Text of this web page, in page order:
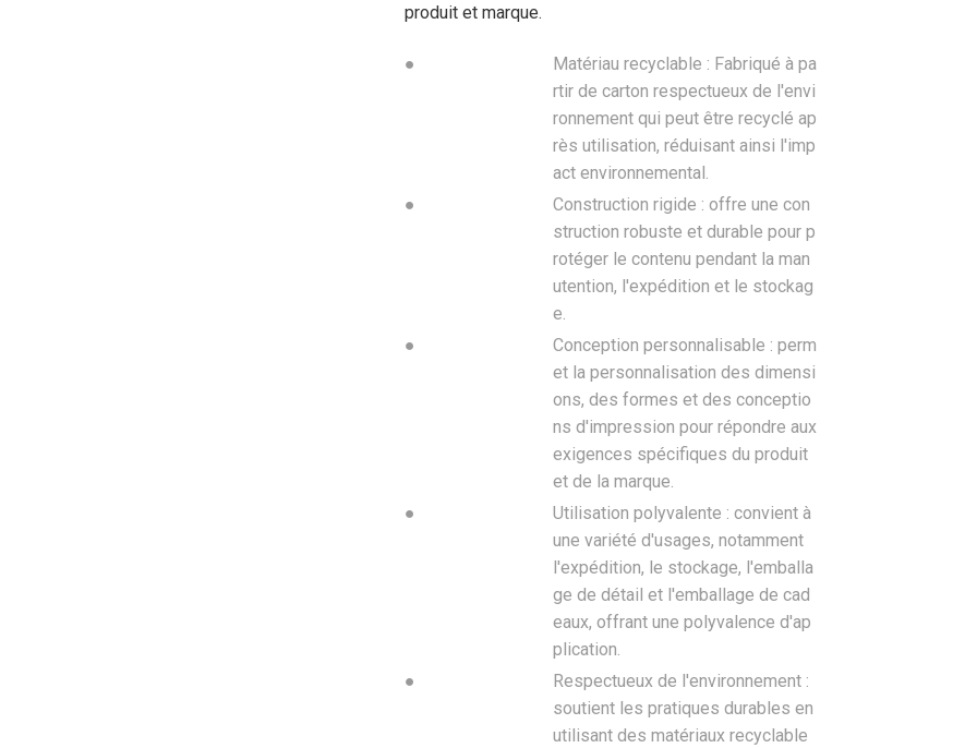
produit et marque.
●
Matériau recyclable : Fabriqué à pa
rtir de carton respectueux de l'envi
ronnement qui peut être recyclé ap
rès utilisation, réduisant ainsi l'imp
act environnemental.
●
Construction rigide : offre une con
struction robuste et durable pour p
rotéger le contenu pendant la man
utention, l'expédition et le stockag
e.
●
Conception personnalisable : perm
et la personnalisation des dimensi
ons, des formes et des conceptio
ns d'impression pour répondre aux
exigences spécifiques du produit
et de la marque.
●
Utilisation polyvalente : convient à
une variété d'usages, notamment
l'expédition, le stockage, l'emballa
ge de détail et l'emballage de cad
eaux, offrant une polyvalence d'ap
plication.
●
Respectueux de l'environnement :
soutient les pratiques durables en
utilisant des matériaux recyclable